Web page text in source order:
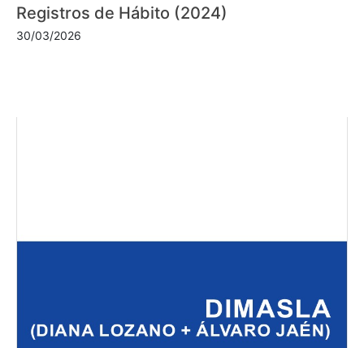
Registros de Hábito (2024)
30/03/2026